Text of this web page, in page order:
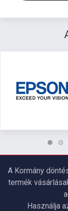
A Kormány
termék
Használja